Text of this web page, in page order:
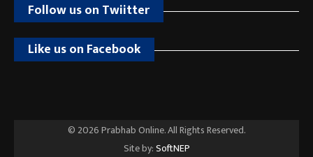
Follow us on Twiitter
Like us on Facebook
© 2026 Prabhab Online. All Rights Reserved.
Site by:SoftNEP